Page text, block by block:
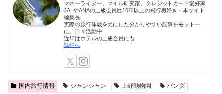
マネーライター、マイル研究家、クレジットカード愛好家
JALやANAの上級会員歴10年以上の飛行機好き・本サイト
編集長
実際の旅行体験を元にした分かりやすい記事をモットー
に、日々活動中
近年はホテルの上級会員にも
詳細へ
国内旅行情報 シャンシャン 上野動物園
パンダ